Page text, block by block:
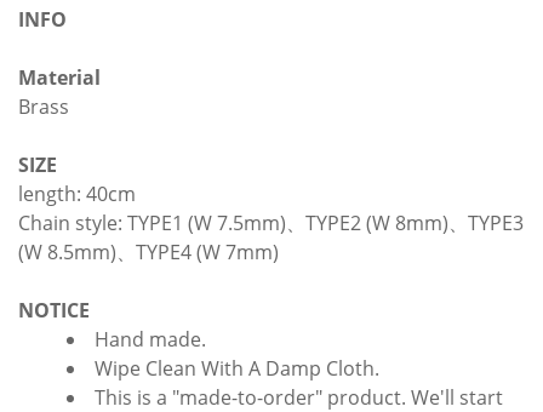
INFO
Material
Brass
SIZE
length: 40cm
Chain style: TYPE1 (W 7.5mm)、TYPE2 (W 8mm)、TYPE3
(W 8.5mm)、TYPE4 (W 7mm)
NOTICE
Hand made.
Wipe Clean With A Damp Cloth.
This is a "made-to-order" product. We'll start